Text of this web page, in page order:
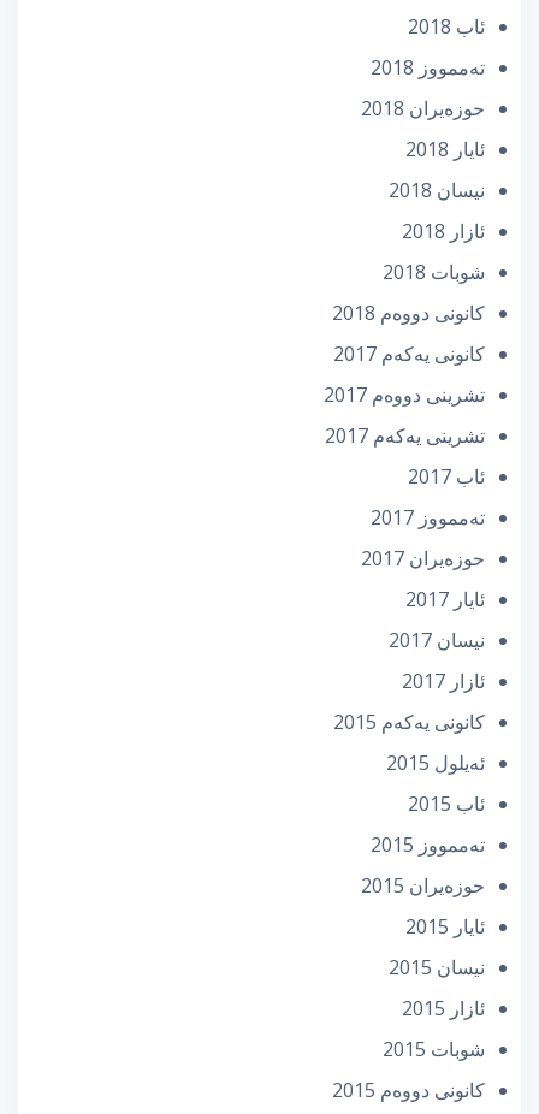
ئاب 2018
تەممووز 2018
حوزه‌یران 2018
ئایار 2018
نیسان 2018
ئازار 2018
شوبات 2018
كانونی دووه‌م 2018
كانونی یه‌كه‌م 2017
تشرینی دووه‌م 2017
تشرینی یه‌كه‌م 2017
ئاب 2017
تەممووز 2017
حوزه‌یران 2017
ئایار 2017
نیسان 2017
ئازار 2017
كانونی یه‌كه‌م 2015
ئه‌یلول 2015
ئاب 2015
تەممووز 2015
حوزه‌یران 2015
ئایار 2015
نیسان 2015
ئازار 2015
شوبات 2015
كانونی دووه‌م 2015